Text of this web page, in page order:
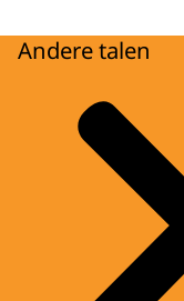
Andere talen